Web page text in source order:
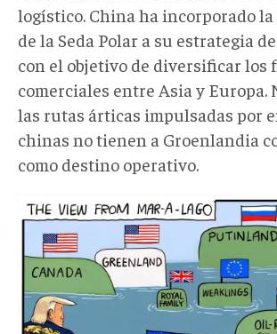
logístico. China ha incorporado
de la Seda Polar a su estrategia
con el objetivo de diversificar los
comerciales entre Asia y Europa.
las rutas árticas impulsadas por
chinas no tienen a Groenlandia
como destino operativo.
photo_2026-
01-
12_07-
41-
11.webp